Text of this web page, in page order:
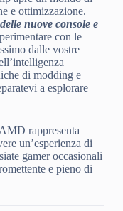
e ottimizzazione.
nuove console e
con le
dalle vostre
di modding e
a esplorare
rappresenta
un’esperienza di
gamer occasionali
e pieno di